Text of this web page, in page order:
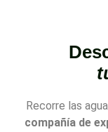
Recorre las
compañía de